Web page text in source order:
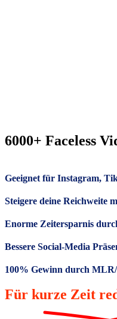
6000+ Faceless
Geeignet für Instagram,
Steigere deine Reichweite
Enorme Zeitersparnis
Bessere Social-Media
100% Gewinn durch
Für kurze Zeit